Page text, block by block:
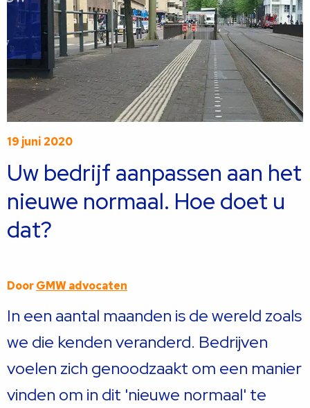
19 juni 2020
Uw bedrijf aanpassen aan het
nieuwe normaal. Hoe doet u
dat?
DoorGMW advocaten
In een aantal maanden is de wereld zoals
we die kenden veranderd. Bedrijven
voelen zich genoodzaakt om een manier
vinden om in dit 'nieuwe normaal' te